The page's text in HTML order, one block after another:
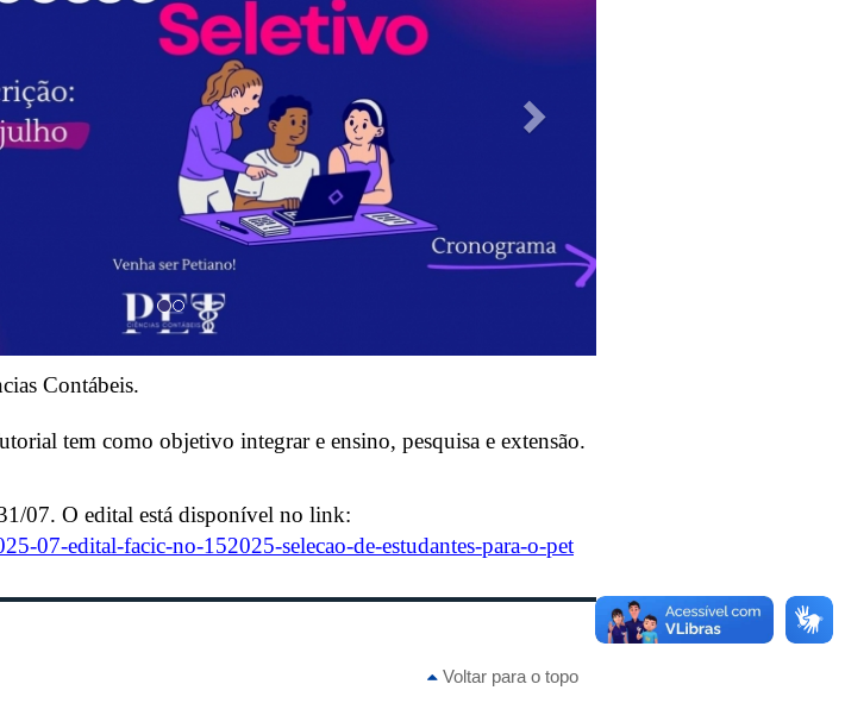
Contábeis.
tem como objetivo integrar e ensino, pesquisa e extensão.
07. O edital está disponível no link:
07-edital-facic-no-152025-selecao-de-estudantes-para-o-pet
Voltar para o topo